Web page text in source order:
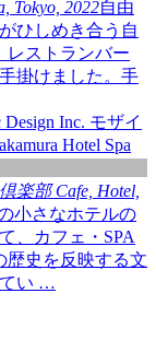
Tokyo, 2022自由
ひしめき合う自
レストランバー
掛けました。手
楽部 Cafe, Hotel,
小さなホテルの
、カフェ・SPA
歴史を反映する文
てい …